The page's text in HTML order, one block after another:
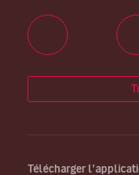
Télécharger